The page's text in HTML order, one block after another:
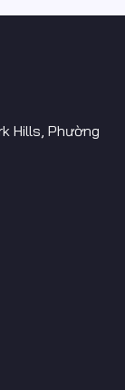
Hills, Phường